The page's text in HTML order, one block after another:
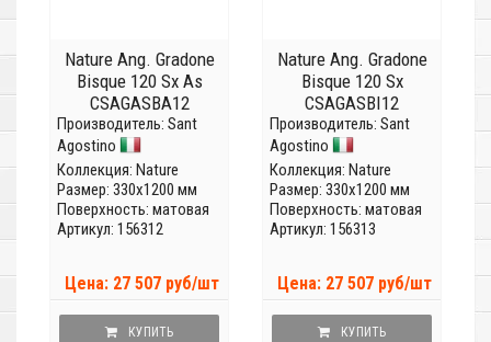
Nature Ang. Gradone
Bisque 120 Sx As
CSAGASBA12
Производитель: Sant
Agostino
Коллекция: Nature
Размер: 330x1200 мм
Поверхность: матовая
Артикул: 156312
Цена: 27 507 руб/шт
КУПИТЬ
Nature Ang. Gradone
Bisque 120 Sx
CSAGASBI12
Производитель: Sant
Agostino
Коллекция: Nature
Размер: 330x1200 мм
Поверхность: матовая
Артикул: 156313
Цена: 27 507 руб/шт
КУПИТЬ